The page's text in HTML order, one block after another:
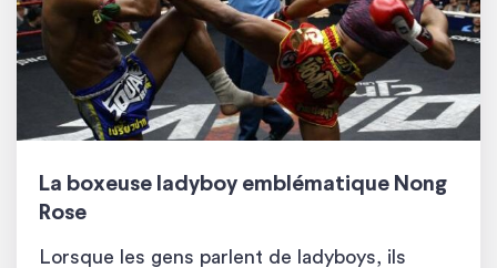
La boxeuse ladyboy emblématique Nong
Rose
Lorsque les gens parlent de ladyboys, ils